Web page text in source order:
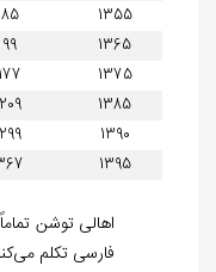
1355
85
1365
99
1375
177
1385
209
1390
299
1395
اهالی توشن
فارسی تکلم